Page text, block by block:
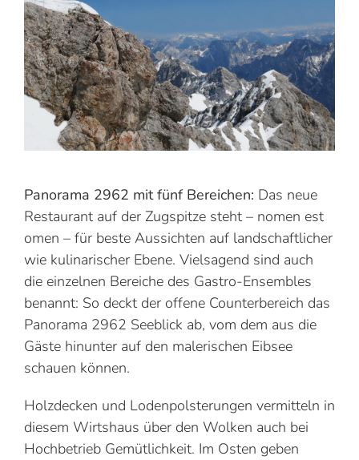
Panorama 2962 mit fünf Bereichen: Das neue
Restaurant auf der Zugspitze steht – nomen est
omen – für beste Aussichten auf landschaftlicher
wie kulinarischer Ebene. Vielsagend sind auch
die einzelnen Bereiche des Gastro-Ensembles
benannt: So deckt der offene Counterbereich das
Panorama 2962 Seeblick ab, vom dem aus die
Gäste hinunter auf den malerischen Eibsee
schauen können.
Holzdecken und Lodenpolsterungen vermitteln in
diesem Wirtshaus über den Wolken auch bei
Hochbetrieb Gemütlichkeit. Im Osten geben